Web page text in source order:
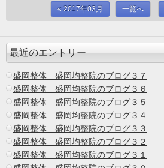
« 2017年03月 一覧へ
最近のエントリー
盛岡整体 盛岡均整院のブログ３７
盛岡整体 盛岡均整院のブログ３６
盛岡整体 盛岡均整院のブログ３５
盛岡整体 盛岡均整院のブログ３４
盛岡整体 盛岡均整院のブログ３３
盛岡整体 盛岡均整院のブログ３２
盛岡整体 盛岡均整院のブログ３１